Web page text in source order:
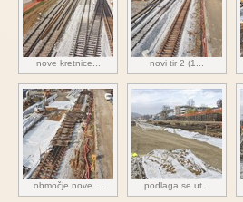
nove kretnice... novi tir 2 (1...
območje nove ... podlaga se ut...